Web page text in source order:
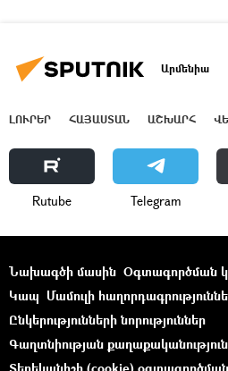
Արմենիա
ԼՈՒՐԵՐ ՀԱՅԱՍՏԱՆ ԱՇԽԱՐՀ
Rutube Telegram
Նախագծի մասին Օգտագործման
Կապ Մամուլի
Ընկերությունների նորություններ
Գաղտնիության քաղաքականություն